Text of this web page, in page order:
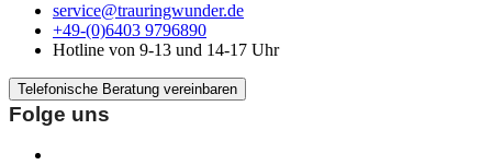
service@trauringwunder.de
+49-(0)6403 9796890
Hotline von 9-13 und 14-17 Uhr
Telefonische Beratung vereinbaren
Folge uns